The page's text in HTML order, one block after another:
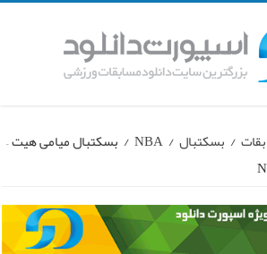
/ بسکتبال /
NBA
/ بسکتبال میامی هیت –